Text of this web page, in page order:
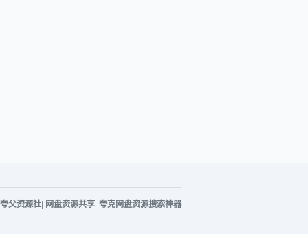
夸父资源社| 网盘资源共享| 夸克网盘资源搜索神器